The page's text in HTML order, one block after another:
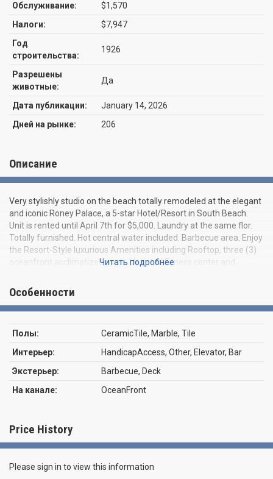
Обслуживание:
$1,570
Налоги:
$7,947
Год
строительства:
1926
Разрешены
животные:
Да
Дата публикации:
January 14, 2026
Дней на рынке:
206
Описание
Very stylishly studio on the beach totally remodeled at the elegant
and iconic Roney Palace, a 5-star Hotel/Resort in South Beach.
Unit is rented until April 7th for $5,000. Laundry at the same flor.
Totally furnished. Hot central water included. Barbecue area. Enjoy
the Resort-Style luxurious Amenities including Rooftop, three (3)
oceanfront acclimatized pools, Updated Fitness center and
beach service, Playground, Restaurants and bars on site, and 24/7
security and concierge. Pet-friendly community, great corporate
investment with minimum 30-day rentals, twelve (12) times a
year. This is paradise! No Special Assessment
Читать подробнее
Особенности
Полы:
CeramicTile, Marble, Tile
Интерьер:
HandicapAccess, Other, Elevator, Bar
Экстерьер:
Barbecue, Deck
На канале:
OceanFront
Price History
Please sign in to view this information